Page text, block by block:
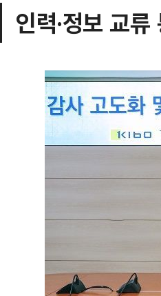
인력·정보 교